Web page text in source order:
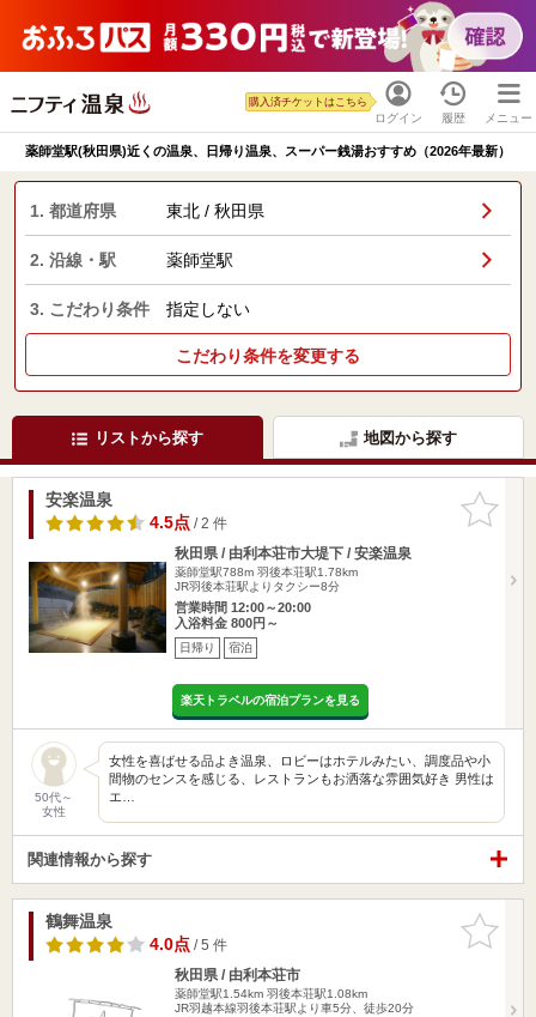
ログイン
購入済チケットはこちら
履歴 メニュー
薬師堂駅(秋田県)近くの温泉、日帰り温泉、スーパー銭湯おすすめ（2026年最新）
1. 都道府県 東北 / 秋田県
2. 沿線・駅 薬師堂駅
3. こだわり条件 指定しない
こだわり条件を変更する
リストから探す 地図から探す
お気に入
りに追加
安楽温泉
4.5点/ 2 件
秋田県 / 由利本荘市大堤下 / 安楽温泉
薬師堂駅788m 羽後本荘駅1.78km
JR羽後本荘駅よりタクシー8分
営業時間 12:00～20:00
入浴料金 800円～
日帰り 宿泊
楽天トラベルの宿泊プランを見る
50代～
女性
女性を喜ばせる品よき温泉、ロビーはホテルみたい、調度品や小
間物のセンスを感じる、レストランもお洒落な雰囲気好き 男性は
エ…
関連情報から探す
お気に入
りに追加
鶴舞温泉
4.0点/ 5 件
秋田県 / 由利本荘市
薬師堂駅1.54km 羽後本荘駅1.08km
JR羽越本線羽後本荘駅より車5分、徒歩20分